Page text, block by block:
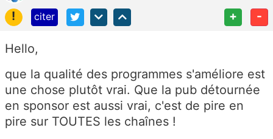
!
citer + -
Hello,
que la qualité des programmes s'améliore est
une chose plutôt vrai. Que la pub détournée
en sponsor est aussi vrai, c'est de pire en
pire sur TOUTES les chaînes !